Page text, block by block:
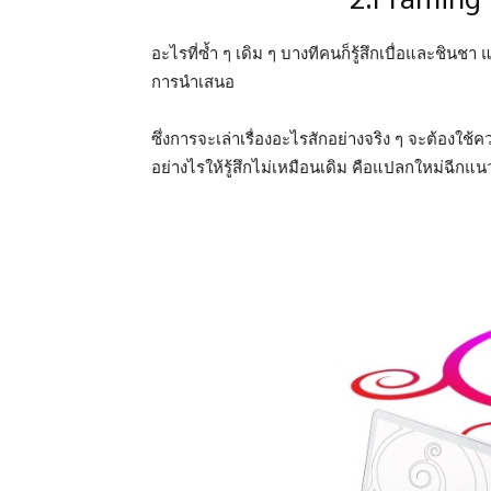
อะไรที่ซ้ำ ๆ เดิม ๆ บางทีคนก็รู้สึกเบื่อและชินชา
การนำเสนอ
ซึ่งการจะเล่าเรื่องอะไรสักอย่างจริง ๆ จะต้องใ
อย่างไรให้รู้สึกไม่เหมือนเดิม คือแปลกใหม่ฉีกแ